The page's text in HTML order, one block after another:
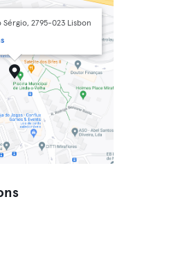
2795-023 Lisbon